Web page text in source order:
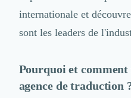
Strategie Marketing et
Social Ads
Search Engine Optimisation (SEO)
Social Media
internationale et
sont les leaders de
Pourquoi et
agence de traduction